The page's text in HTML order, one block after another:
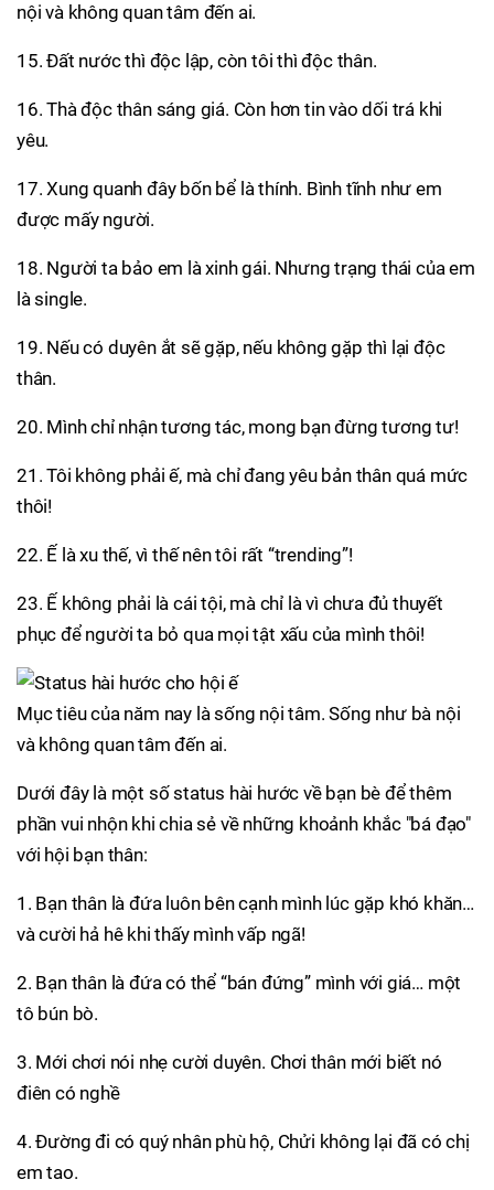
nội và không quan tâm đến ai.
15. Đất nước thì độc lập, còn tôi thì độc thân.
16. Thà độc thân sáng giá. Còn hơn tin vào dối trá khi
yêu.
17. Xung quanh đây bốn bể là thính. Bình tĩnh như em
được mấy người.
18. Người ta bảo em là xinh gái. Nhưng trạng thái của em
là single.
19. Nếu có duyên ắt sẽ gặp, nếu không gặp thì lại độc
thân.
20. Mình chỉ nhận tương tác, mong bạn đừng tương tư!
21. Tôi không phải ế, mà chỉ đang yêu bản thân quá mức
thôi!
22. Ế là xu thế, vì thế nên tôi rất “trending”!
23. Ế không phải là cái tội, mà chỉ là vì chưa đủ thuyết
phục để người ta bỏ qua mọi tật xấu của mình thôi!
Mục tiêu của năm nay là sống nội tâm. Sống như bà nội
và không quan tâm đến ai.
Dưới đây là một số status hài hước về bạn bè để thêm
phần vui nhộn khi chia sẻ về những khoảnh khắc "bá đạo"
với hội bạn thân:
1. Bạn thân là đứa luôn bên cạnh mình lúc gặp khó khăn…
và cười hả hê khi thấy mình vấp ngã!
2. Bạn thân là đứa có thể “bán đứng” mình với giá… một
tô bún bò.
3. Mới chơi nói nhẹ cười duyên. Chơi thân mới biết nó
điên có nghề
4. Đường đi có quý nhân phù hộ, Chửi không lại đã có chị
em tao.